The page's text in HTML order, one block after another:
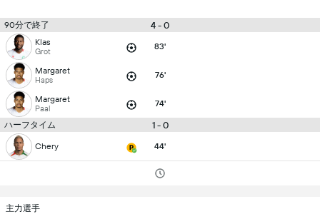
90分で終了 4 - 0
Klas
Grot 83'
Margaret
Haps 76'
Margaret
Paal 74'
ハーフタイム 1 - 0
Chery 44'
主力選手